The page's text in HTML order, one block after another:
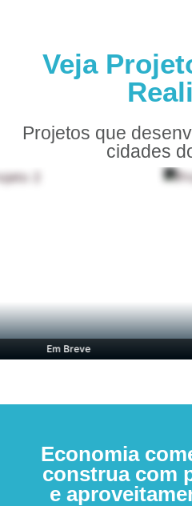
Veja
Projetos que
cidades
Em Breve
Economia
construa com
e